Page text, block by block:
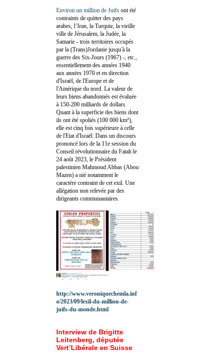
Environ un million de Juifs ont été
contraints de quitter des pays
arabes, l’Iran, la Turquie, la vieille
ville de Jérusalem, la Judée, la
Samarie - trois territoires occupés
par la (Trans)Jordanie jusqu'à la
guerre des Six-Jours (1967) -, etc.,
essentiellement des années 1940
aux années 1970 et en direction
d'Israël, de l'Europe et de
l'Amérique du nord. La valeur de
leurs biens abandonnés est évaluée
à 150-200 milliards de dollars.
Quant à la superficie des biens dont
ils ont été spoliés (100 000 km²),
elle est cinq fois supérieure à celle
de l'Etat d'Israël. Dans un discours
prononcé lors de la 11e session du
Conseil révolutionnaire du Fatah le
24 août 2023, le Président
palestinien Mahmoud Abbas (Abou
Mazen) a nié notamment le
caractère contraint de cet exil. Une
allégation non relevée par des
dirigeants communautaires.
http://www.veroniquechemla.inf
o/2023/09/lexil-du-million-de-
juifs-du-monde.html
Interview de Brigitte
Leitenberg, députée
Vert’Libérale en Suisse